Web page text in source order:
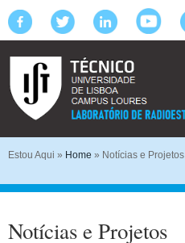
Estou Aqui » Home » Notícias e Projetos
Notícias e Projetos